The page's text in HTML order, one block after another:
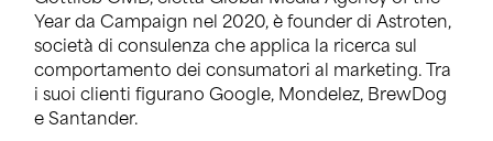
Year da Campaign nel 2020, è founder di Astroten,
società di consulenza che applica la ricerca sul
comportamento dei consumatori al marketing. Tra
i suoi clienti figurano Google, Mondelez, BrewDog
e Santander.